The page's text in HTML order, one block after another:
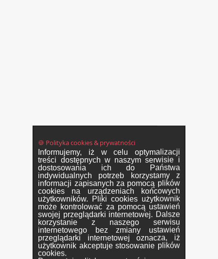
🍪 Polityka cookies & prywatności
Informujemy, iż w celu optymalizacji
treści dostępnych w naszym serwisie i
dostosowania ich do Państwa
indywidualnych potrzeb korzystamy z
informacji zapisanych za pomocą plików
cookies na urządzeniach końcowych
użytkowników. Pliki cookies użytkownik
może kontrolować za pomocą ustawień
swojej przeglądarki internetowej. Dalsze
korzystanie z naszego serwisu
internetowego bez zmiany ustawień
przeglądarki internetowej oznacza, iż
użytkownik akceptuje stosowanie plików
cookies.